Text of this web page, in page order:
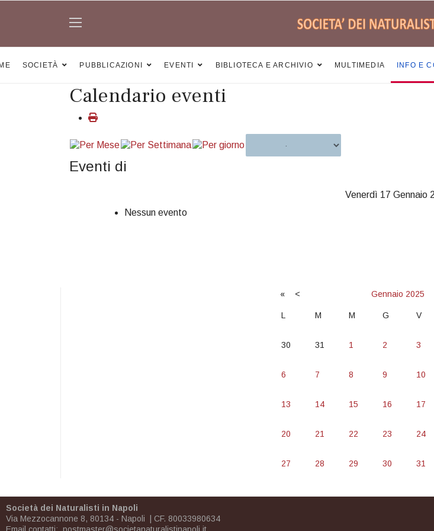
SOCIETÀ PUBBLICAZIONI EVENTI BIBLIOTECA E ARCHIVIO MULTIMEDIA INFO E
Calendario eventi
Eventi di
Venerdì 17 Gennaio
Nessun evento
« < Gennaio 2025
L M M G V
30 31 1 2 3
6 7 8 9 10
13 14 15 16 17
20 21 22 23 24
27 28 29 30 31
Società dei Naturalisti in Napoli
Via Mezzocannone 8, 80134 - Napoli | CF. 80033980634